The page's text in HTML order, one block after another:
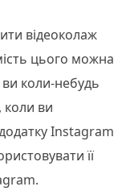
відеоколаж
цього можна
коли-небудь
коли ви
Instagram
її